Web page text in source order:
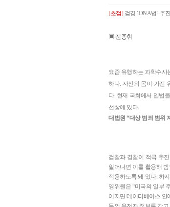
[초점] 검경 ‘DNA법’ 추
▣ 전종휘
요즘 유행하는 과학수사
하다. 자신의 몸이 가진
다. 현재 국회에서 입법
선상에 있다.
대법원 “대상 범죄 범위
검찰과 경찰이 적극 추
일어나면 이를 활용해
적용하도록 돼 있다. 하
영위원은 “미국의 일부
어지면 데이터베이스 안